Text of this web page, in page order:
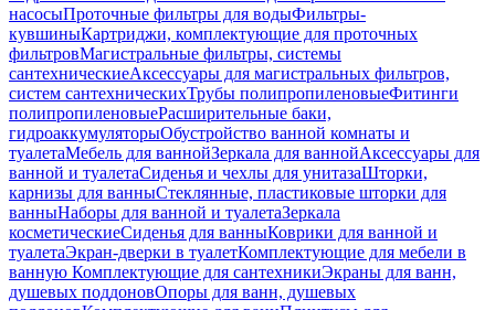
насосыПроточные фильтры для водыФильтры-
кувшиныКартриджи, комплектующие для проточных
фильтровМагистральные фильтры, системы
сантехническиеАксессуары для магистральных фильтров,
систем сантехническихТрубы полипропиленовыеФитинги
полипропиленовыеРасширительные баки,
гидроаккумуляторыОбустройство ванной комнаты и
туалетаМебель для ваннойЗеркала для ваннойАксессуары для
ванной и туалетаСиденья и чехлы для унитазаШторки,
карнизы для ванныСтеклянные, пластиковые шторки для
ванныНаборы для ванной и туалетаЗеркала
косметическиеСиденья для ванныКоврики для ванной и
туалетаЭкран-дверки в туалетКомплектующие для мебели в
ванную Комплектующие для сантехникиЭкраны для ванн,
душевых поддоновОпоры для ванн, душевых